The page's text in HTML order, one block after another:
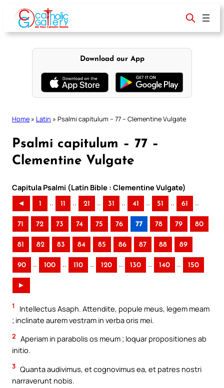
content
Download our App
Home » Latin » Psalmi capitulum – 77 – Clementine Vulgate
Psalmi capitulum – 77 –
Clementine Vulgate
Capitula Psalmi (Latin Bible : Clementine Vulgate)
◄ 1 .. 11 .. 21 .. 31 .. 41 .. 51 .. 61 ..
71 72 73 74 75 76 77 78 79 80
81 82 83 84 85 86 87 88 89
90 .. 100 .. 110 .. 120 .. 130 .. 140 .. 150
►
1
Intellectus Asaph. Attendite, popule meus, legem meam
; inclinate aurem vestram in verba oris mei.
2 Aperiam in parabolis os meum ; loquar propositiones ab
initio.
3 Quanta audivimus, et cognovimus ea, et patres nostri
narraverunt nobis.